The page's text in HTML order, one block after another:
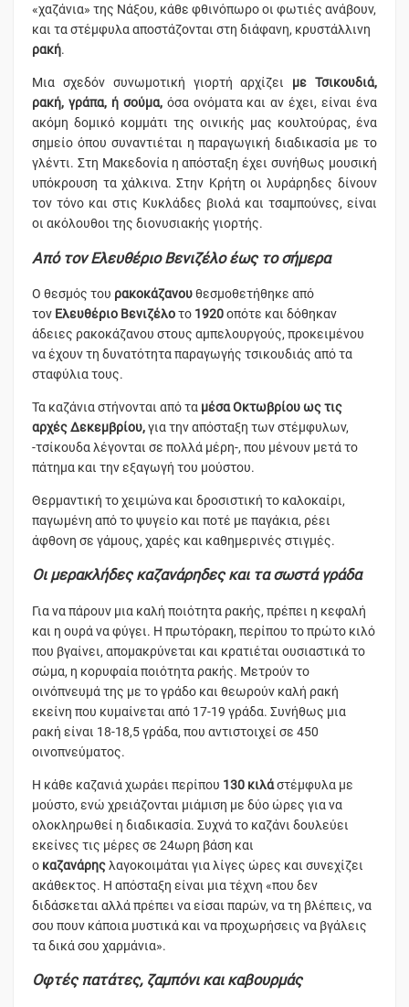
«χαζάνια» της Νάξου, κάθε φθινόπωρο οι φωτιές ανάβουν,
και τα στέμφυλα αποστάζονται στη διάφανη, κρυστάλλινη
ρακή.
Μια σχεδόν συνωμοτική γιορτή αρχίζει με Τσικουδιά,
ρακή, γράπα, ή σούμα,όσα ονόματα και αν έχει, είναι ένα
ακόμη δομικό κομμάτι της οινικής μας κουλτούρας, ένα
σημείο όπου συναντιέται η παραγωγική διαδικασία με το
γλέντι. Στη Μακεδονία η απόσταξη έχει συνήθως μουσική
υπόκρουση τα χάλκινα. Στην Κρήτη οι λυράρηδες δίνουν
τον τόνο και στις Κυκλάδες βιολά και τσαμπούνες, είναι
οι ακόλουθοι της διονυσιακής γιορτής.
Από τονΕλευθέριο Βενιζέλο έως τo σήμερα
Ο θεσμός του ρακοκάζανουθεσμοθετήθηκε από
τον Ελευθέριο Βενιζέλοτο 1920οπότε και δόθηκαν
άδειες ρακοκάζανου στους αμπελουργούς, προκειμένου
να έχουν τη δυνατότητα παραγωγής τσικουδιάς από τα
σταφύλια τους.
Τα καζάνια στήνονται από τα μέσα Οκτωβρίου ως τις
αρχές Δεκεμβρίου,για την απόσταξη των στέμφυλων,
-τσίκουδα λέγονται σε πολλά μέρη-, που μένουν μετά το
πάτημα και την εξαγωγή του μούστου.
Θερμαντική το χειμώνα και δροσιστική το καλοκαίρι,
παγωμένη από το ψυγείο και ποτέ με παγάκια, ρέει
άφθονη σε γάμους, χαρές και καθημερινές στιγμές.
Οι μερακλήδες καζανάρηδες και τα σωστά γράδα
Για να πάρουν μια καλή ποιότητα ρακής, πρέπει η κεφαλή
και η ουρά να φύγει. Η πρωτόρακη, περίπου το πρώτο κιλό
που βγαίνει, απομακρύνεται και κρατιέται ουσιαστικά το
σώμα, η κορυφαία ποιότητα ρακής. Μετρούν το
οινόπνευμά της με το γράδο και θεωρούν καλή ρακή
εκείνη που κυμαίνεται από 17-19 γράδα. Συνήθως μια
ρακή είναι 18-18,5 γράδα, που αντιστοιχεί σε 450
οινοπνεύματος.
Η κάθε καζανιά χωράει περίπου 130 κιλάστέμφυλα με
μούστο, ενώ χρειάζονται μιάμιση με δύο ώρες για να
ολοκληρωθεί η διαδικασία. Συχνά το καζάνι δουλεύει
εκείνες τις μέρες σε 24ωρη βάση και
ο καζανάρηςλαγοκοιμάται για λίγες ώρες και συνεχίζει
ακάθεκτος. Η απόσταξη είναι μια τέχνη «που δεν
διδάσκεται αλλά πρέπει να είσαι παρών, να τη βλέπεις, να
σου πουν κάποια μυστικά και να προχωρήσεις να βγάλεις
τα δικά σου χαρμάνια».
Οφτές πατάτες, ζαμπόνι και καβουρμάς